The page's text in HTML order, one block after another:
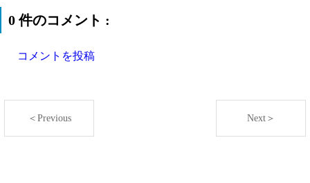
0 件のコメント :
コメントを投稿
＜Previous Next＞